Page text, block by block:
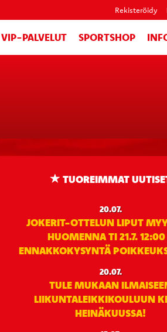
Rekisteröidy
VIP-PALVELUT SPORTSHOP
TUOREIMMAT
20.07.
JOKERIT-OTTELUN LIPUT
HUOMENNA TI 21.7.
ENNAKKOKYSYNTÄ
20.07.
TULE MUKAAN
LIIKUNTALEIKKIKOULUUN
HEINÄKUUSSA!